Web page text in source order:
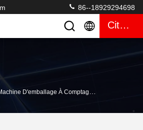
86--18929294698
Citation
D'emballage À Comptage Visuel